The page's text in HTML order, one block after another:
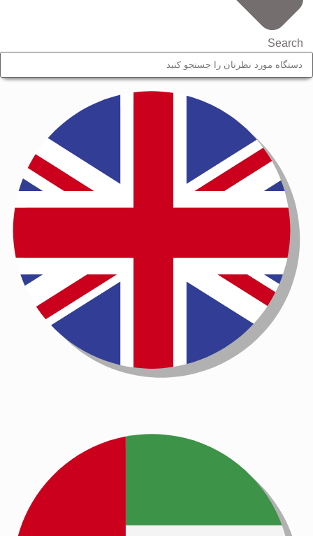
Search